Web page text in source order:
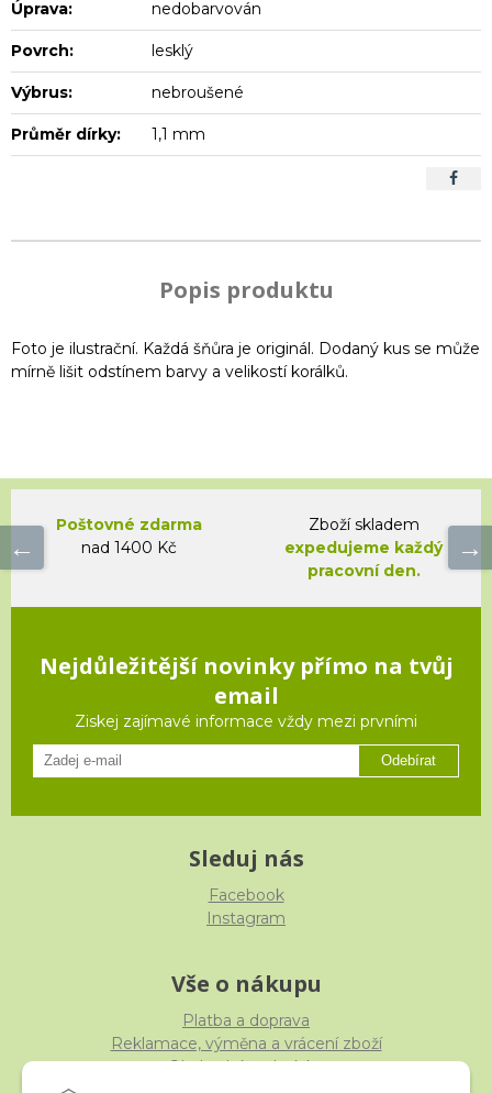
Úprava: nedobarvován
Povrch: lesklý
Výbrus: nebroušené
Průměr dírky: 1,1 mm
Popis produktu
Foto je ilustrační. Každá šňůra je originál. Dodaný kus se může
mírně lišit odstínem barvy a velikostí korálků.
Poštovné zdarma
nad 1400 Kč
Zboží skladem
expedujeme každý
pracovní den.
Nejdůležitější novinky přímo na tvůj
email
Ziskej zajímavé informace vždy mezi prvními
Odebírat
Sleduj nás
Facebook
Instagram
Vše o nákupu
Platba a doprava
Reklamace, výměna a vrácení zboží
Obchodní podmínky